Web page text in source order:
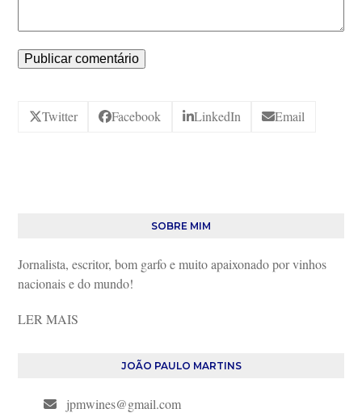
Twitter Facebook LinkedIn Email
SOBRE MIM
Jornalista, escritor, bom garfo e muito apaixonado por vinhos
nacionais e do mundo!
LER MAIS
JOÃO PAULO MARTINS
jpmwines@gmail.com